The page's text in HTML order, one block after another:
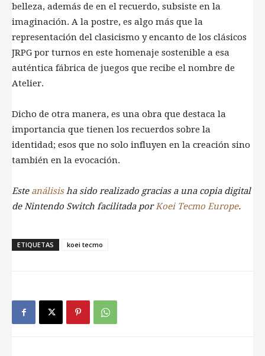
belleza, además de en el recuerdo, subsiste en la
imaginación. A la postre, es algo más que la
representación del clasicismo y encanto de los clásicos
JRPG por turnos en este homenaje sostenible a esa
auténtica fábrica de juegos que recibe el nombre de
Atelier.
Dicho de otra manera, es una obra que destaca la
importancia que tienen los recuerdos sobre la
identidad; esos que no solo influyen en la creación sino
también en la evocación.
Este análisisha sido realizado gracias a una copia digital
de Nintendo Switch facilitada porKoei Tecmo Europe.
ETIQUETAS koei tecmo